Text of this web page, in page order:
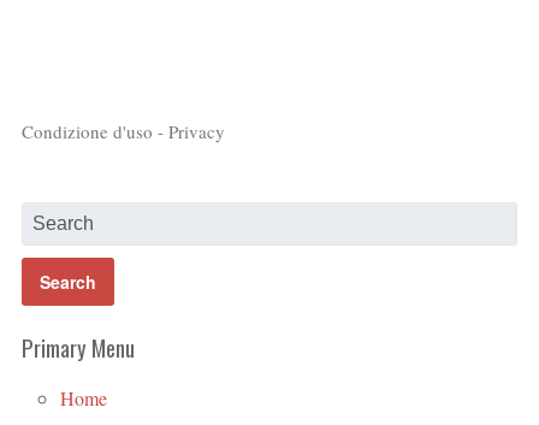
Condizione d'uso - Privacy
Primary Menu
Home